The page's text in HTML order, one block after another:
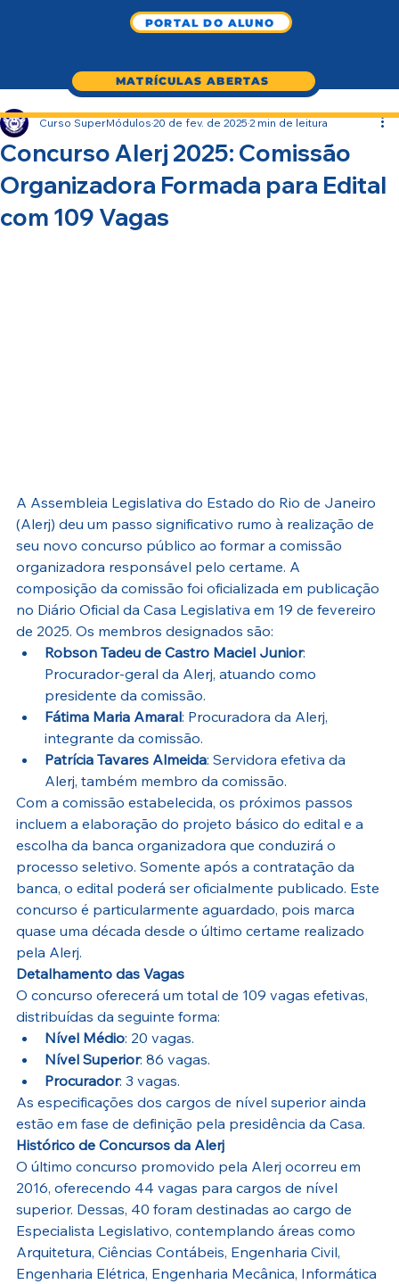
MATRÍCULAS ABERTAS
PORTAL DO ALUNO
Concurso Alerj 2025: Comissão
Organizadora Formada para Edital
com 109 Vagas
Curso SuperMódulos 20 de fev. de 2025 2 min de leitura
A Assembleia Legislativa do Estado do Rio de Janeiro
(Alerj) deu um passo significativo rumo à realização de
seu novo concurso público ao formar a comissão
organizadora responsável pelo certame. A
composição da comissão foi oficializada em publicação
no Diário Oficial da Casa Legislativa em 19 de fevereiro
de 2025. Os membros designados são:
Robson Tadeu de Castro Maciel Junior:
Procurador-geral da Alerj, atuando como
presidente da comissão.
Fátima Maria Amaral: Procuradora da Alerj,
integrante da comissão.
Patrícia Tavares Almeida: Servidora efetiva da
Alerj, também membro da comissão.
Com a comissão estabelecida, os próximos passos
incluem a elaboração do projeto básico do edital e a
escolha da banca organizadora que conduzirá o
processo seletivo. Somente após a contratação da
banca, o edital poderá ser oficialmente publicado. Este
concurso é particularmente aguardado, pois marca
quase uma década desde o último certame realizado
pela Alerj.
Detalhamento das Vagas
O concurso oferecerá um total de 109 vagas efetivas,
distribuídas da seguinte forma:
Nível Médio: 20 vagas.
Nível Superior: 86 vagas.
Procurador: 3 vagas.
As especificações dos cargos de nível superior ainda
estão em fase de definição pela presidência da Casa.
Histórico de Concursos da Alerj
O último concurso promovido pela Alerj ocorreu em
2016, oferecendo 44 vagas para cargos de nível
superior. Dessas, 40 foram destinadas ao cargo de
Especialista Legislativo, contemplando áreas como
Arquitetura, Ciências Contábeis, Engenharia Civil,
Engenharia Elétrica, Engenharia Mecânica, Informática